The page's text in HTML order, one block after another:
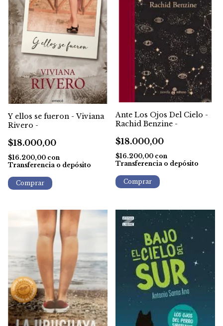
Y ellos se fueron - Viviana
Rivero -
$18.000,00
$16.200,00 con
Transferencia o depósito
Ante Los Ojos Del Cielo -
Rachid Benzine -
$18.000,00
$16.200,00 con
Transferencia o depósito